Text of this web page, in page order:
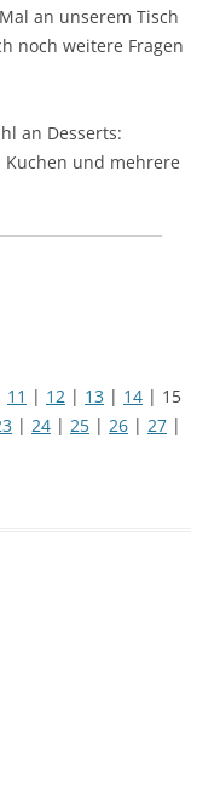
an unserem Tisch
noch weitere Fragen
an Desserts:
und mehrere
11 | 12 | 13 | 14 | 15
| 24 | 25 | 26 | 27 |